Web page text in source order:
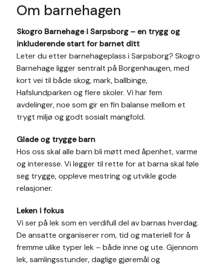
Om barnehagen
Skogro Barnehage i Sarpsborg – en trygg og
inkluderende start for barnet ditt
Leter du etter barnehageplass i Sarpsborg? Skogro
Barnehage ligger sentralt på Borgenhaugen, med
kort vei til både skog, mark, ballbinge,
Hafslundparken og flere skoler. Vi har fem
avdelinger, noe som gir en fin balanse mellom et
trygt miljø og godt sosialt mangfold.
Glade og trygge barn
Hos oss skal alle barn bli møtt med åpenhet, varme
og interesse. Vi legger til rette for at barna skal føle
seg trygge, oppleve mestring og utvikle gode
relasjoner.
Leken i fokus
Vi ser på lek som en verdifull del av barnas hverdag.
De ansatte organiserer rom, tid og materiell for å
fremme ulike typer lek – både inne og ute. Gjennom
lek, samlingsstunder, daglige gjøremål og